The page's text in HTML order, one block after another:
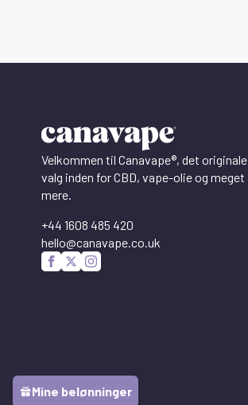
Velkommen til Canavape®, det originale
valg inden for CBD, vape-olie og meget
mere.
+44 1608 485 420
hello@canavape.co.uk
Mine belønninger